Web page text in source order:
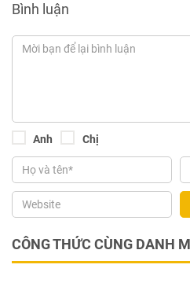
Bình luận
Anh Chị
CÔNG THỨC CÙNG DANH